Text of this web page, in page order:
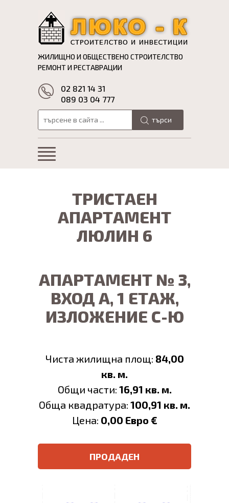
ЖИЛИЩНО И ОБЩЕСТВЕНО СТРОИТЕЛСТВО
РЕМОНТ И РЕСТАВРАЦИИ
02 821 14 31
089 03 04 777
търси
ТРИСТАЕН
АПАРТАМЕНТ
ЛЮЛИН 6
АПАРТАМЕНТ № 3,
ВХОД А, 1 ЕТАЖ,
ИЗЛОЖЕНИЕ С-Ю
Чиста жилищна площ: 84,00
кв. м.
Общи части: 16,91 кв. м.
Обща квадратура: 100,91 кв. м.
Цена: 0,00 Евро €
ПРОДАДЕН